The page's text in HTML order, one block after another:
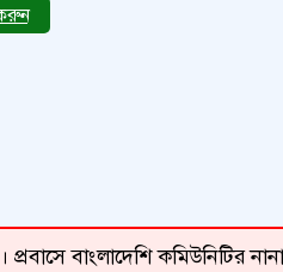
বাংলাদেশি কমিউনিটির